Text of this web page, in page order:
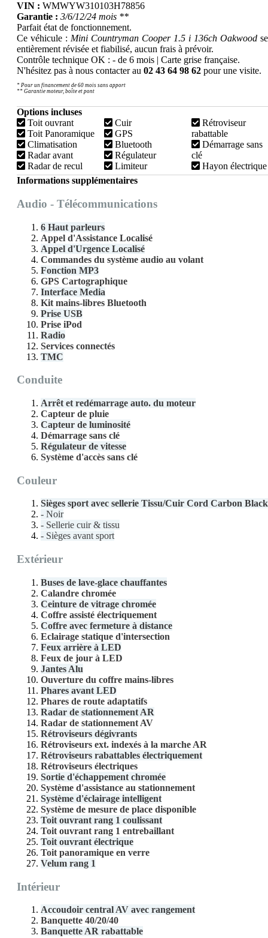
VIN : WMWYW310103H78856
Garantie : 3/6/12/24 mois **
Parfait état de fonctionnement.
Ce véhicule : Mini Countryman Cooper 1.5 i 136ch Oakwood
entièrement révisée et fiabilisé, aucun frais à prévoir.
Contrôle technique OK : - de 6 mois | Carte grise française.
N'hésitez pas à nous contacter au 02 43 64 98 62 pour une visite.
* Pour un financement de 60 mois sans apport
** Garantie moteur, boîte et pont
Options incluses
Toit ouvrant
Toit Panoramique
Climatisation
Radar avant
Radar de recul
Cuir
GPS
Bluetooth
Régulateur
Limiteur
Rétroviseur
rabattable
Démarrage sans
clé
Hayon électrique
Informations supplémentaires
Audio - Télécommunications
6 Haut parleurs
Appel d'Assistance Localisé
Appel d'Urgence Localisé
Commandes du système audio au volant
Fonction MP3
GPS Cartographique
Interface Media
Kit mains-libres Bluetooth
Prise USB
Prise iPod
Radio
Services connectés
TMC
Conduite
Arrêt et redémarrage auto. du moteur
Capteur de pluie
Capteur de luminosité
Démarrage sans clé
Régulateur de vitesse
Système d'accès sans clé
Couleur
Sièges sport avec sellerie Tissu/Cuir Cord Carbon Black
- Noir
- Sellerie cuir & tissu
- Sièges avant sport
Extérieur
Buses de lave-glace chauffantes
Calandre chromée
Ceinture de vitrage chromée
Coffre assisté électriquement
Coffre avec fermeture à distance
Eclairage statique d'intersection
Feux arrière à LED
Feux de jour à LED
Jantes Alu
Ouverture du coffre mains-libres
Phares avant LED
Phares de route adaptatifs
Radar de stationnement AR
Radar de stationnement AV
Rétroviseurs dégivrants
Rétroviseurs ext. indexés à la marche AR
Rétroviseurs rabattables électriquement
Rétroviseurs électriques
Sortie d'échappement chromée
Système d'assistance au stationnement
Système d'éclairage intelligent
Système de mesure de place disponible
Toit ouvrant rang 1 coulissant
Toit ouvrant rang 1 entrebaillant
Toit ouvrant électrique
Toit panoramique en verre
Velum rang 1
Intérieur
Accoudoir central AV avec rangement
Banquette 40/20/40
Banquette AR rabattable